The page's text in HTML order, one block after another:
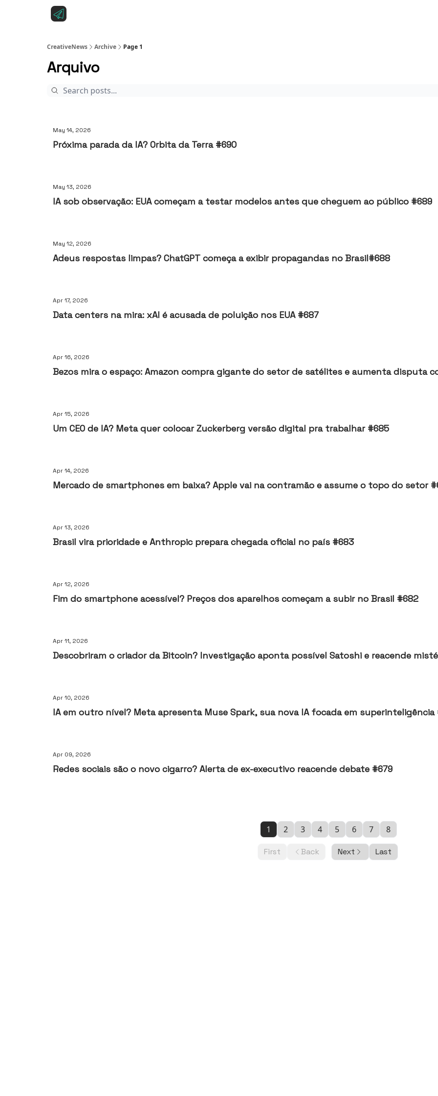
CreativeNews Archive Page 1
Arquivo
May 14, 2026
Próxima parada da IA? Orbita da Terra #690
May 13, 2026
IA sob observação: EUA começam a testar modelos antes que cheguem ao público #689
May 12, 2026
Adeus respostas limpas? ChatGPT começa a exibir propagandas no Brasil#688
Apr 17, 2026
Data centers na mira: xAI é acusada de poluição nos EUA #687
Apr 16, 2026
Bezos mira o espaço: Amazon compra gigante do setor de satélites e aumenta disputa
Apr 15, 2026
Um CEO de IA? Meta quer colocar Zuckerberg versão digital pra trabalhar #685
Apr 14, 2026
Mercado de smartphones em baixa? Apple vai na contramão e assume o topo do setor
Apr 13, 2026
Brasil vira prioridade e Anthropic prepara chegada oficial no país #683
Apr 12, 2026
Fim do smartphone acessível? Preços dos aparelhos começam a subir no Brasil #682
Apr 11, 2026
Descobriram o criador da Bitcoin? Investigação aponta possível Satoshi e reacende
Apr 10, 2026
IA em outro nível? Meta apresenta Muse Spark, sua nova IA focada em superinteligência
Apr 09, 2026
Redes sociais são o novo cigarro? Alerta de ex-executivo reacende debate #679
First Back
1 2 3 4 5 6 7 8
Next Last